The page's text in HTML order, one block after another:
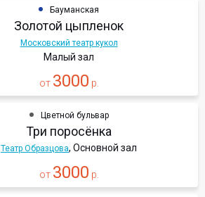
Бауманская
Золотой цыпленок
Московский театр кукол
Малый зал
от 3000 р.
Цветной бульвар
Три поросёнка
Театр Образцова, Основной зал
от 3000 р.